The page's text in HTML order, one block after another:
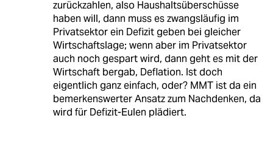
zurückzahlen, also Haushaltsüberschüsse
haben will, dann muss es zwangsläufig im
Privatsektor ein Defizit geben bei gleicher
Wirtschaftslage; wenn aber im Privatsektor
auch noch gespart wird, dann geht es mit der
Wirtschaft bergab, Deflation. Ist doch
eigentlich ganz einfach, oder? MMT ist da ein
bemerkenswerter Ansatz zum Nachdenken, da
wird für Defizit-Eulen plädiert.